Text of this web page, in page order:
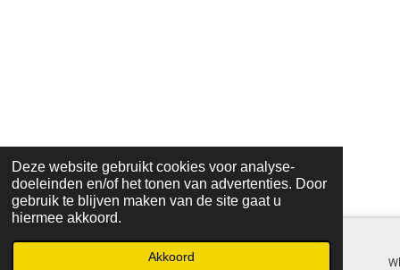
Deze website gebruikt cookies voor analyse-
doeleinden en/of het tonen van advertenties. Door
gebruik te blijven maken van de site gaat u
hiermee akkoord.
Akkoord
Telefoonnummer